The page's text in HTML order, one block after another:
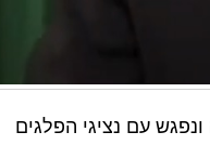
עם נציגי הפלגים